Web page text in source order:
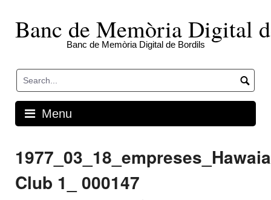
contentBanc de Memòria Digital
Banc de Memòria Digital de Bordils
Menu
Club 1_ 000147